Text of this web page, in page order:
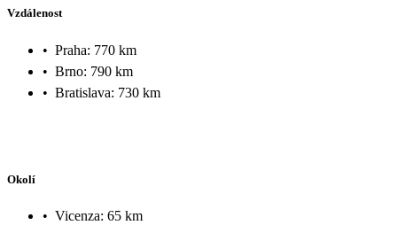
Vzdálenost
• Praha: 770 km
• Brno: 790 km
• Bratislava: 730 km
Okolí
• Vicenza: 65 km